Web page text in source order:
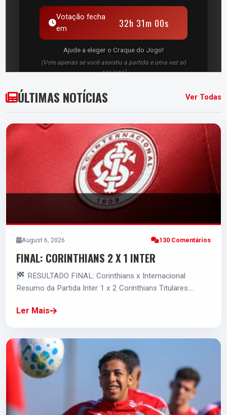
Votação fecha
em
32h 30m 59s
Ajude a eleger o Craque do Jogo!
(Vote apenas se você assistiu a partida e uma vez só
por jogo)
MATHEUS CUNHA
G
5.0
BRUNO GOMES
5.0
5.0
GUILLERMO MARIPÁN
VOTAR
ÚLTIMAS NOTÍCIAS Ver Todas
August 6, 2026 130 Comentários
FINAL: CORINTHIANS 2 X 1 INTER
RESULTADO FINAL: Corinthians x Internacional
Resumo da Partida Inter 1 x 2 Corinthians Titulares:…
Ler Mais